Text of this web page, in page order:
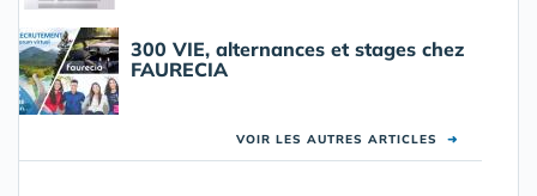
300 VIE, alternances et stages chez
FAURECIA
VOIR LES AUTRES ARTICLES ➜